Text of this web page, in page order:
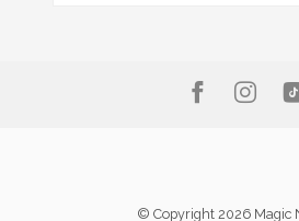
© Copyright 2026 Magic